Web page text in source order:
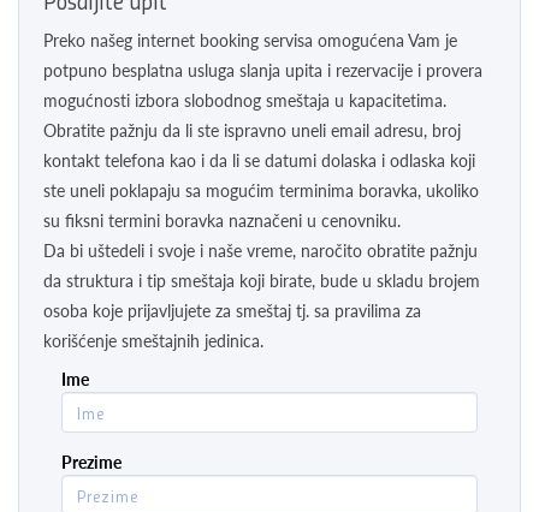
Preko našeg internet booking servisa omogućena Vam je
potpuno besplatna usluga slanja upita i rezervacije i provera
mogućnosti izbora slobodnog smeštaja u kapacitetima.
Obratite pažnju da li ste ispravno uneli email adresu, broj
kontakt telefona kao i da li se datumi dolaska i odlaska koji
ste uneli poklapaju sa mogućim terminima boravka, ukoliko
su fiksni termini boravka naznačeni u cenovniku.
Da bi uštedeli i svoje i naše vreme, naročito obratite pažnju
da struktura i tip smeštaja koji birate, bude u skladu brojem
osoba koje prijavljujete za smeštaj tj. sa pravilima za
korišćenje smeštajnih jedinica.
Ime
Prezime